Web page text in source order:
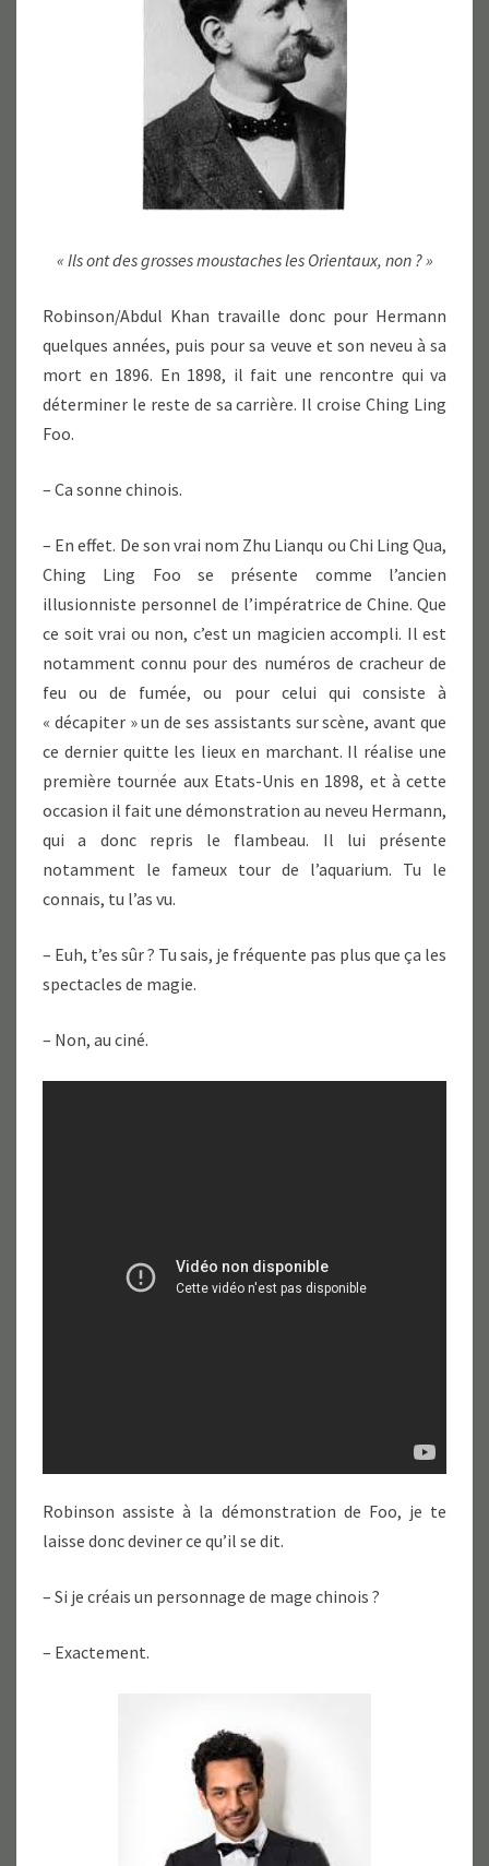
« Ils ont des grosses moustaches les Orientaux, non ? »
Robinson/Abdul Khan travaille donc pour Hermann
quelques années, puis pour sa veuve et son neveu à sa
mort en 1896. En 1898, il fait une rencontre qui va
déterminer le reste de sa carrière. Il croise Ching Ling
Foo.
– Ca sonne chinois.
– En effet. De son vrai nom Zhu Lianqu ou Chi Ling Qua,
Ching Ling Foo se présente comme l’ancien
illusionniste personnel de l’impératrice de Chine. Que
ce soit vrai ou non, c’est un magicien accompli. Il est
notamment connu pour des numéros de cracheur de
feu ou de fumée, ou pour celui qui consiste à
« décapiter » un de ses assistants sur scène, avant que
ce dernier quitte les lieux en marchant. Il réalise une
première tournée aux Etats-Unis en 1898, et à cette
occasion il fait une démonstration au neveu Hermann,
qui a donc repris le flambeau. Il lui présente
notamment le fameux tour de l’aquarium. Tu le
connais, tu l’as vu.
– Euh, t’es sûr ? Tu sais, je fréquente pas plus que ça les
spectacles de magie.
– Non, au ciné.
Robinson assiste à la démonstration de Foo, je te
laisse donc deviner ce qu’il se dit.
– Si je créais un personnage de mage chinois ?
– Exactement.